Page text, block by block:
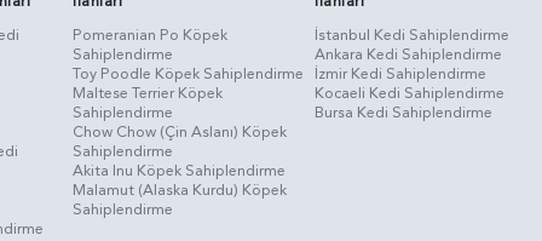
Pomeranian Po Köpek
Sahiplendirme
Toy Poodle Köpek Sahiplendirme
Maltese Terrier Köpek
Sahiplendirme
Chow Chow (Çin Aslanı) Köpek
Sahiplendirme
Akita Inu Köpek Sahiplendirme
Malamut (Alaska Kurdu) Köpek
Sahiplendirme
İstanbul Kedi Sahiplendirme
Ankara Kedi Sahiplendirme
İzmir Kedi Sahiplendirme
Kocaeli Kedi Sahiplendirme
Bursa Kedi Sahiplendirme